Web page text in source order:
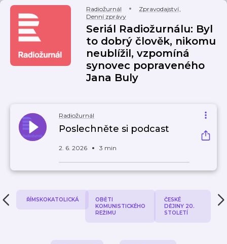
Radiožurnál Zpravodajství,
Denní zprávy
Seriál Radiožurnálu: Byl
to dobrý člověk, nikomu
neublížil, vzpomíná
synovec popraveného
Jana Buly
Radiožurnál
Poslechněte si podcast
2. 6. 2026 3 min
ŘÍMSKOKATOLICKÁ
OBĚTI
KOMUNISTICKÉHO
REŽIMU
ČESKÉ
DĚJINY 20.
STOLETÍ